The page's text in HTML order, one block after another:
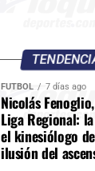
FÚTBOL 7 días ago
Nicolás
Liga Regional:
el kinesiólogo
ilusión del